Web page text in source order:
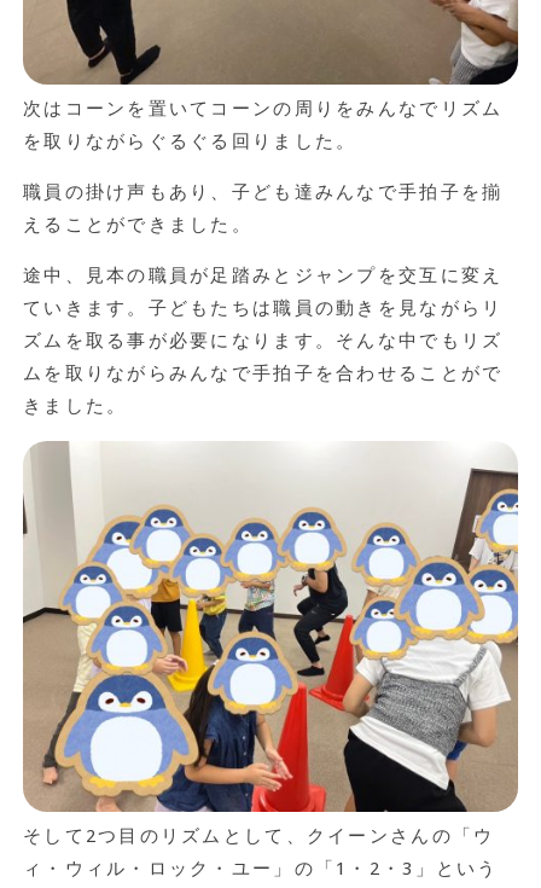
次はコーンを置いてコーンの周りをみんなでリズム
を取りながらぐるぐる回りました。
職員の掛け声もあり、子ども達みんなで手拍子を揃
えることができました。
途中、見本の職員が足踏みとジャンプを交互に変え
ていきます。子どもたちは職員の動きを見ながらリ
ズムを取る事が必要になります。そんな中でもリズ
ムを取りながらみんなで手拍子を合わせることがで
きました。
そして2つ目のリズムとして、クイーンさんの「ウ
ィ・ウィル・ロック・ユー」の「1・2・3」という